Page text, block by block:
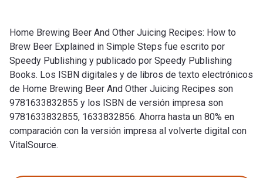
Home Brewing Beer And Other Juicing Recipes: How to
Brew Beer Explained in Simple Steps fue escrito por
Speedy Publishing y publicado por Speedy Publishing
Books. Los ISBN digitales y de libros de texto electrónicos
de Home Brewing Beer And Other Juicing Recipes son
9781633832855 y los ISBN de versión impresa son
9781633832855, 1633832856. Ahorra hasta un 80% en
comparación con la versión impresa al volverte digital con
VitalSource.